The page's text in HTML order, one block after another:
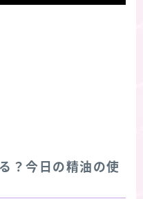
？今日の精油の使